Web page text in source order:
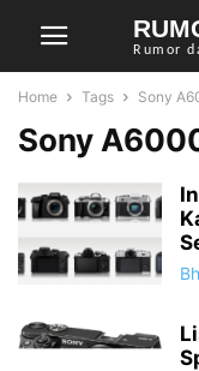
Rumor
Home Tags Sony
Sony